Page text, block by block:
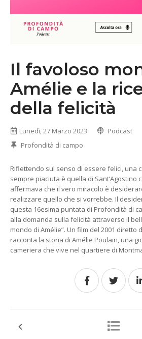
Il favoloso
Amélie e la
della felicità
Lunedì, 27 Marzo 2023
Podcast
Profondità di campo
Riflettendo sul senso di essere felici, una
sempre piaciuta è quella di Sant’Agostino
affermava che il vero miracolo è
realizzare quello che si vorrebbe. Il
questa 16esima puntata di Profondità di
alla domanda sulla felicità attraverso il
mondo di Amélie”. Un film del 2001 diretto
racconta la storia di Amélie Poulain, una
cameriera che vive nel quartiere di